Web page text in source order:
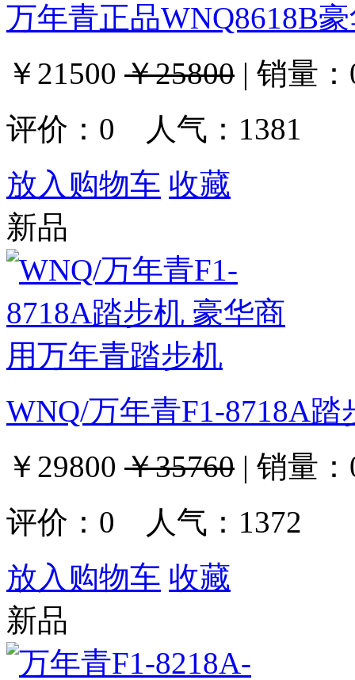
万年青正品WNQ8618B
￥21500 ￥25800 | 销量：
评价： 0 人气：1381
放入购物车 收藏
新品
WNQ/万年青F1-8718A
￥29800 ￥35760 | 销量：
评价： 0 人气：1372
放入购物车 收藏
新品